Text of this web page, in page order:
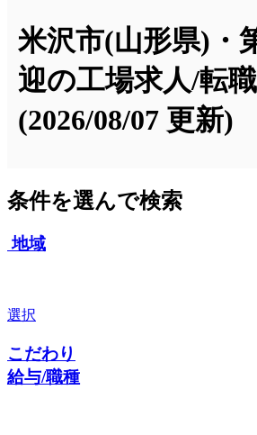
米沢市(山形県)・
迎の工場求人/転
(2026/08/07 更新)
条件を選んで検索
地域
選択
こだわり
給与/職種